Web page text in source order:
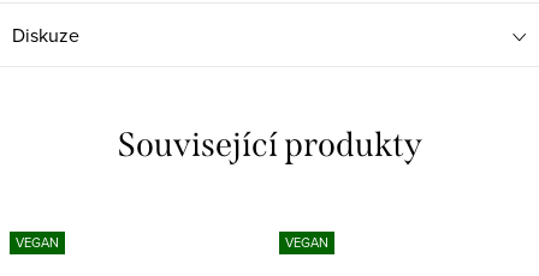
Diskuze
Související produkty
VEGAN VEGAN